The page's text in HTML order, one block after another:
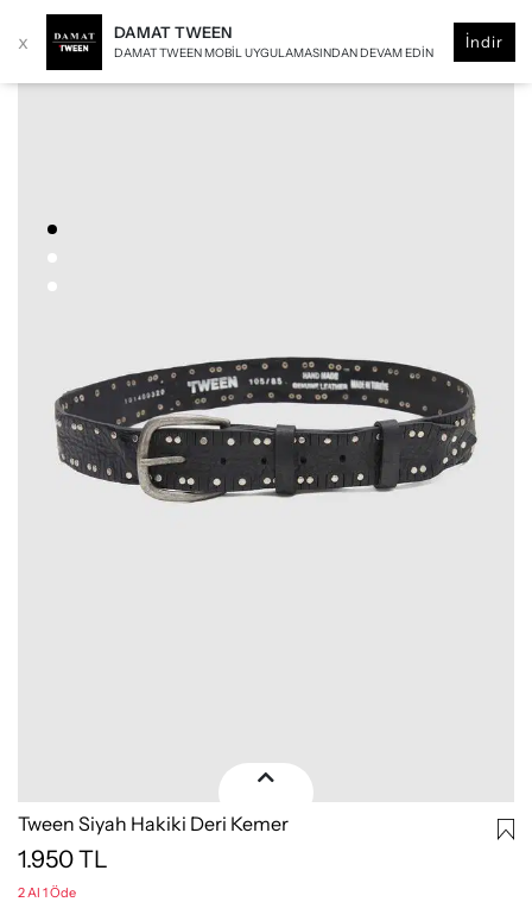
x DAMAT TWEEN
DAMAT TWEEN MOBIL UYGULAMASINDAN DEVAM EDIN
İndir
Tween Siyah Hakiki Deri Kemer
1.950TL
2 Al 1 Öde